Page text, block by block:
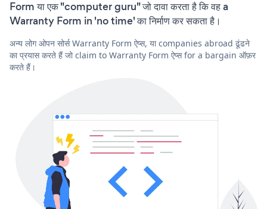
Form या एक "computer guru" जो दावा करता है कि वह a
Warranty Form in 'no time' का निर्माण कर सकता है।
अन्य लोग ओपन सोर्स Warranty Form ऐप्स, या companies abroad ढूंढने
का प्रयास करते हैं जो claim to Warranty Form ऐप्स for a bargain ऑफ़र
करते हैं।